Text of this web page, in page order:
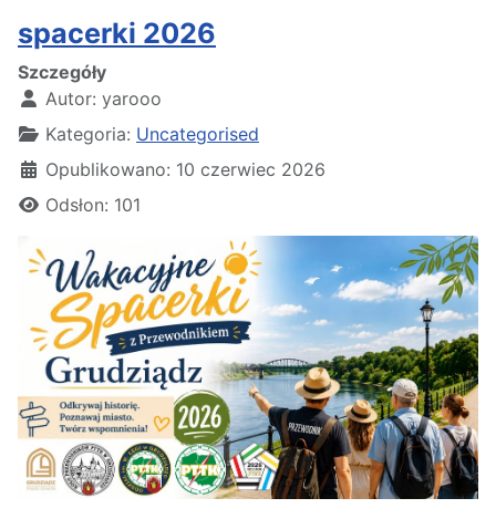
spacerki 2026
Szczegóły
Autor: yarooo
Kategoria: Uncategorised
Opublikowano: 10 czerwiec 2026
Odsłon: 101